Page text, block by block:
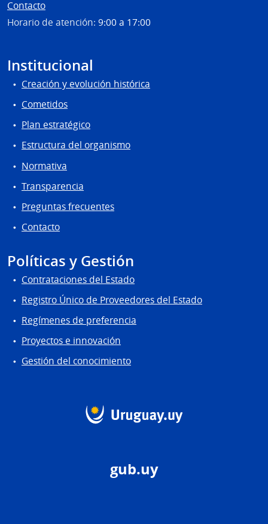
Contacto
Horario de atención: 9:00 a 17:00
Institucional
Creación y evolución histórica
Cometidos
Plan estratégico
Estructura del organismo
Normativa
Transparencia
Preguntas frecuentes
Contacto
Políticas y Gestión
Contrataciones del Estado
Registro Único de Proveedores del Estado
Regímenes de preferencia
Proyectos e innovación
Gestión del conocimiento
gub.uy